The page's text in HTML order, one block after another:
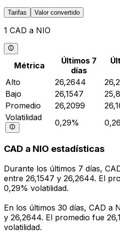
Tarifas Valor convertido
1 CAD a NIO
Métrica
Últimos 7
días
Alto
26,2644
Bajo
26,1547
Promedio
26,2099
Volatilidad
0,29%
CAD a NIO estadísticas
Durante los últimos 7 días,
entre 26,1547 y 26,2644. El
0,29% volatilidad.
En los últimos 30 días, CAD a
y 26,2644. El promedio fue
volatilidad.